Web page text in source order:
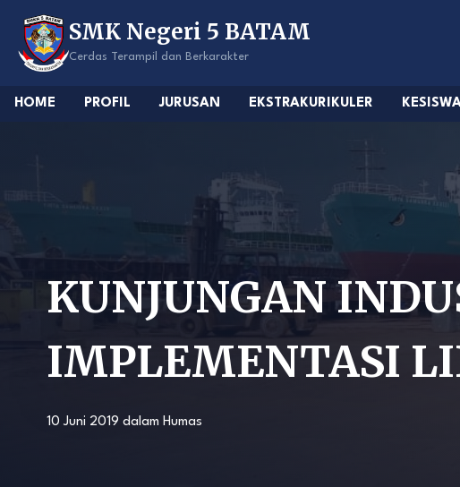
content
SMK Negeri 5 BATAM
Cerdas Terampil dan Berkarakter
HOME PROFIL JURUSAN EKSTRAKURIKULER
KUNJUNGAN
IMPLEMENTASI
10 Juni 2019 dalam Humas